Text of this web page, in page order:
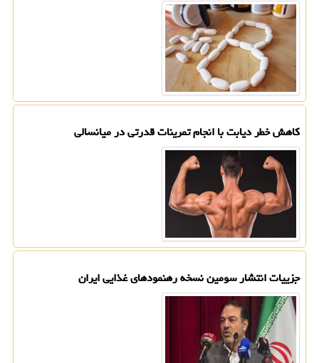
کاهش خطر دیابت با انجام تمرینات قدرتی در میانسالی
جزییات انتشار سومین نسخه رهنمودهای غذایی ایران